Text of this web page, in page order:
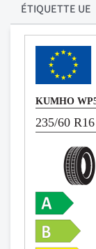
ÉTIQUETTE UE